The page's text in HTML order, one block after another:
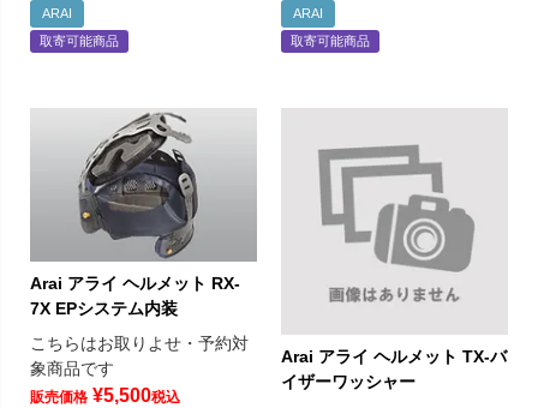
ARAI
取寄可能商品
ARAI
取寄可能商品
Arai アライ ヘルメット RX-
7X EPシステム内装
こちらはお取りよせ・予約対
象商品です
販売価格 ¥5,500税込
Arai アライ ヘルメット TX-バ
イザーワッシャー